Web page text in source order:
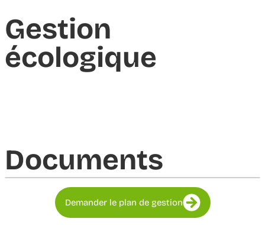
Gestion
écologique
Documents​
Demander le plan de gestion